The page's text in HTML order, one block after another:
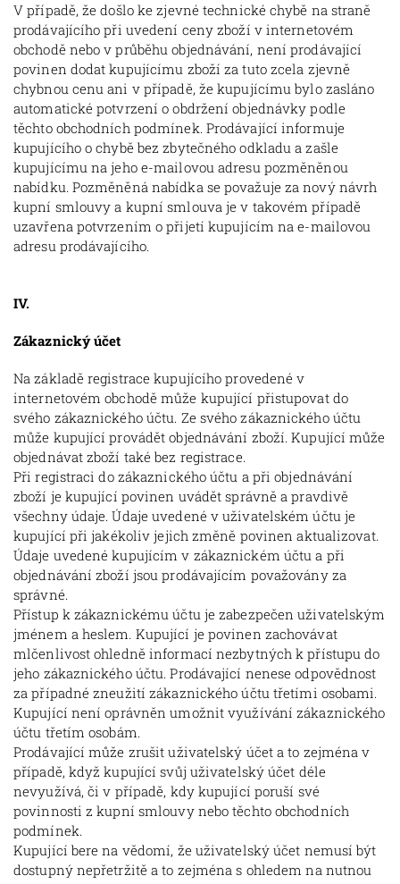
V případě, že došlo ke zjevné technické chybě na straně
prodávajícího při uvedení ceny zboží v internetovém
obchodě nebo v průběhu objednávání, není prodávající
povinen dodat kupujícímu zboží za tuto zcela zjevně
chybnou cenu ani v případě, že kupujícímu bylo zasláno
automatické potvrzení o obdržení objednávky podle
těchto obchodních podmínek. Prodávající informuje
kupujícího o chybě bez zbytečného odkladu a zašle
kupujícímu na jeho e-mailovou adresu pozměněnou
nabídku. Pozměněná nabídka se považuje za nový návrh
kupní smlouvy a kupní smlouva je v takovém případě
uzavřena potvrzením o přijetí kupujícím na e-mailovou
adresu prodávajícího.
IV.
Zákaznický účet
Na základě registrace kupujícího provedené v
internetovém obchodě může kupující přistupovat do
svého zákaznického účtu. Ze svého zákaznického účtu
může kupující provádět objednávání zboží. Kupující může
objednávat zboží také bez registrace.
Při registraci do zákaznického účtu a při objednávání
zboží je kupující povinen uvádět správně a pravdivě
všechny údaje. Údaje uvedené v uživatelském účtu je
kupující při jakékoliv jejich změně povinen aktualizovat.
Údaje uvedené kupujícím v zákaznickém účtu a při
objednávání zboží jsou prodávajícím považovány za
správné.
Přístup k zákaznickému účtu je zabezpečen uživatelským
jménem a heslem. Kupující je povinen zachovávat
mlčenlivost ohledně informací nezbytných k přístupu do
jeho zákaznického účtu. Prodávající nenese odpovědnost
za případné zneužití zákaznického účtu třetími osobami.
Kupující není oprávněn umožnit využívání zákaznického
účtu třetím osobám.
Prodávající může zrušit uživatelský účet a to zejména v
případě, když kupující svůj uživatelský účet déle
nevyužívá, či v případě, kdy kupující poruší své
povinnosti z kupní smlouvy nebo těchto obchodních
podmínek.
Kupující bere na vědomí, že uživatelský účet nemusí být
dostupný nepřetržitě a to zejména s ohledem na nutnou